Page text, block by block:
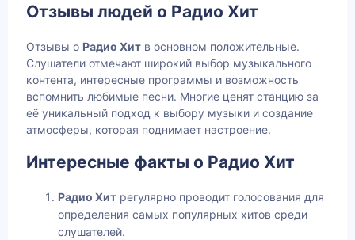
Отзывы людей о Радио Хит
Отзывы о Радио Хит в основном положительные.
Слушатели отмечают широкий выбор музыкального
контента, интересные программы и возможность
вспомнить любимые песни. Многие ценят станцию за
её уникальный подход к выбору музыки и создание
атмосферы, которая поднимает настроение.
Интересные факты о Радио Хит
Радио Хит регулярно проводит голосования для
определения самых популярных хитов среди
слушателей.